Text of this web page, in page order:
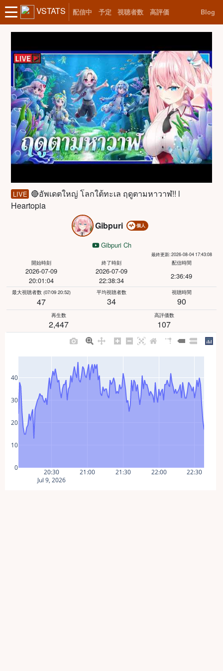
VSTATS 配信中 予定 視聴者数 高評価 Blog
LIVE 🔴อัพเดตใหญ่ โลกใต้ทะเล ฤดูตามหาวาฬ!! l
Heartopia
Gibpuri
個人
Gibpuri Ch
最終更新: 2026-08-04 17:43:08
開始時刻
2026-07-09
20:01:04
終了時刻
2026-07-09
22:38:34
配信時間
2:36:49
最大視聴者数 (07/09 20:52)
47
平均視聴者数
34
視聴時間
90
再生数
2,447
高評価数
107
20:30
Jul 9, 2026
21:00 21:30 22:00 22:30
0
10
20
30
40